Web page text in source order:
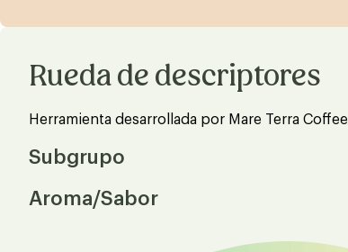
Rueda de descriptores
Herramienta desarrollada por Mare Terra Coffee
Subgrupo
Aroma/Sabor